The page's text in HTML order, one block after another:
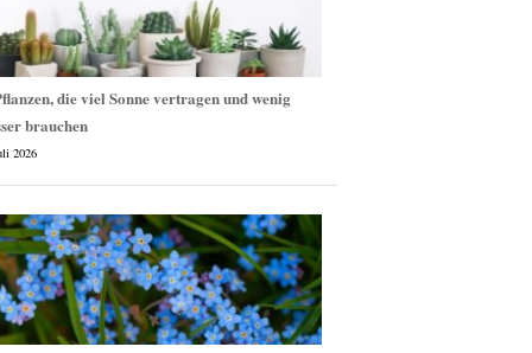
die viel Sonne vertragen und wenig
brauchen
2026